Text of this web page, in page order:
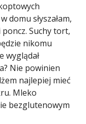
domu słyszałam,
Suchy tort,
nikomu
wyglądał
Nie powinien
najlepiej mieć
Mleko
bezglutenowym